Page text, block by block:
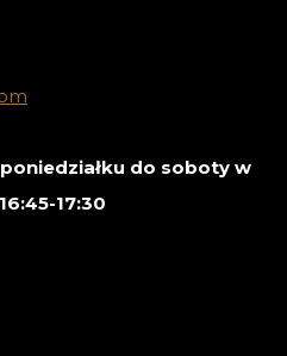
do soboty w
17:30